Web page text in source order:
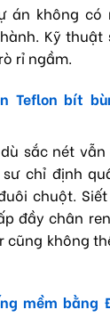
án không
Kỹ thuật
rỉ ngầm.
Teflon bít
sắc nét
chỉ định
chuột.
đầy chân
cũng không
mềm bằng